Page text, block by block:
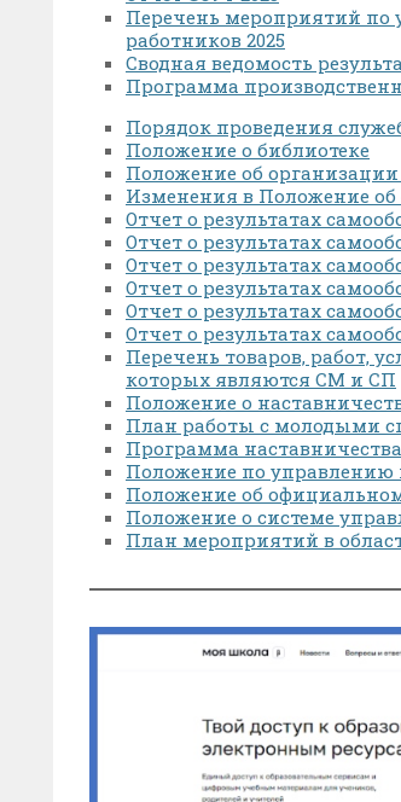
Перечень мероприятий по
работников 2025
Сводная ведомость
Программа
Порядок проведения
Положение о библиотеке
Положение об
Изменения в Положение об
Отчет о результатах
Отчет о результатах
Отчет о результатах
Отчет о результатах
Отчет о результатах
Отчет о результатах
Перечень товаров, работ,
которых являются СМ и СП
Положение о
План работы с молодыми
Программа наставничества
Положение по
Положение об
Положение о системе
План мероприятий в